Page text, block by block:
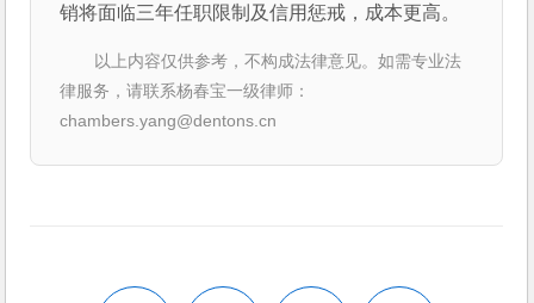
销将面临三年任职限制及信用惩戒，成本更高。
以上内容仅供参考，不构成法律意见。如需专业法
律服务，请联系杨春宝一级律师：
chambers.yang@dentons.cn